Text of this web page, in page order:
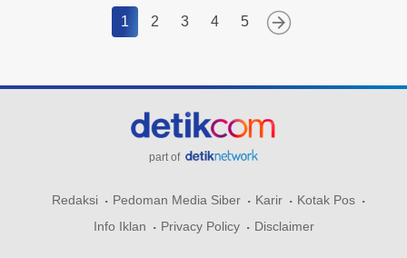
1 2 3 4 5
part of
Redaksi Pedoman Media Siber Karir
Kotak Pos
Info Iklan
Privacy Policy Disclaimer